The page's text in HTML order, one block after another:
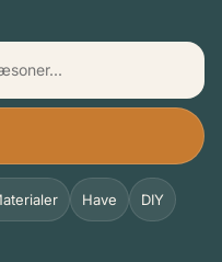
Have DIY